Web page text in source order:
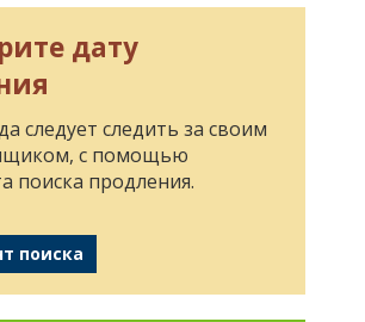
дату
следует следить за своим
с помощью
поиска продления.
поиска